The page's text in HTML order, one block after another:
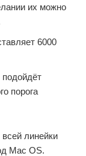
их можно
6000
порога
линейки
Mac OS.